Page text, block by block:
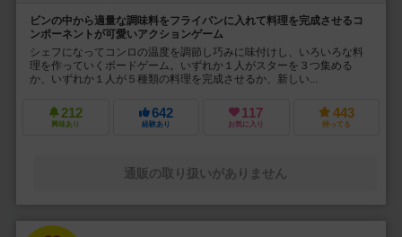
ビンの中から適量な調味料をフライパンに入れて料理を完成させるコ
ンポーネントが可愛いアクションゲーム
シェフになってコンロの温度を調節し巧みに味付けし、いろいろな料
理を作っていくボードゲーム。いずれか１人がスターを３つ集める
か、いずれか１人が５種類の料理を完成させるか、新しい...
212
興味あり
642
経験あり
117
お気に入り
443
持ってる
通販の取り扱いがありません